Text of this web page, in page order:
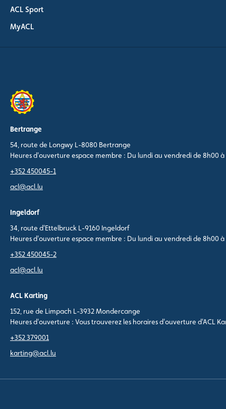
ACL Sport
MyACL
Bertrange
54, route de Longwy L-8080 Bertrange
Heures d'ouverture espace membre : Du lundi au vendredi de 8h00 à
+352 450045-1
acl@acl.lu
Ingeldorf
34, route d'Ettelbruck L-9160 Ingeldorf
Heures d'ouverture espace membre : Du lundi au vendredi de 8h00 à
+352 450045-2
acl@acl.lu
ACL Karting
152, rue de Limpach L-3932 Mondercange
Heures d'ouverture : Vous trouverez les horaires d'ouverture d'ACL
+352 379001
karting@acl.lu